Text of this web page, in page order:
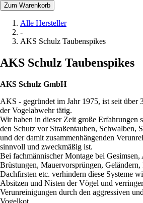
Zum Warenkorb
Alle Hersteller
-
AKS Schulz Taubenspikes
AKS Schulz Taubenspikes
AKS Schulz GmbH
AKS - gegründet im Jahr 1975, ist seit über
der Vogelabwehr tätig.
Wir haben in dieser Zeit große Erfahrungen
den Schutz vor Straßentauben, Schwalben,
und der damit zusammenhängenden
sinnvoll und zweckmäßig ist.
Bei fachmännischer Montage bei
Brüstungen, Mauervorsprüngen,
Dachfirsten etc. verhindern diese Systeme
Absitzen und Nisten der Vögel und
Verunreinigungen durch den aggressiven
Vogelkot.